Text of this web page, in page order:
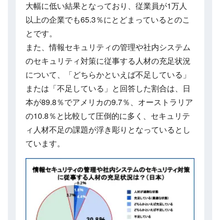
大幅に低い結果となっており、従業員が1万人
以上の企業でも65.3％にとどまっているとのこ
とです。
また、情報セキュリティの管理や社内システム
のセキュリティ対策に従事する人材の充足状況
について、「どちらかといえば不足している」
または「不足している」と回答した割合は、日
本が89.8％でアメリカの9.7％、オーストラリア
の10.8％と比較して圧倒的に多く、セキュリテ
ィ人材不足の課題が浮き彫りとなっているとし
ています。